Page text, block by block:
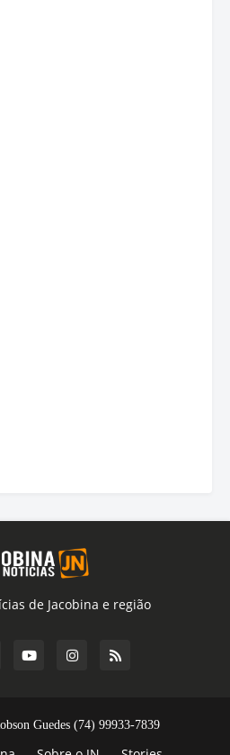
de Jacobina e região
Guedes (74) 99933-7839